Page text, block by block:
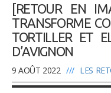
[RETOUR EN
TRANSFORME
TORTILLER ET
D’AVIGNON
9 AOÛT 2022 /// LES